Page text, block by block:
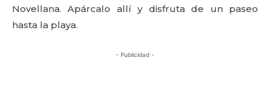
Novellana. Apárcalo allí y disfruta de un paseo
hasta la playa.
- Publicidad -